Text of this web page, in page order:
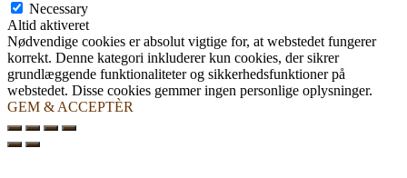
Necessary
Altid aktiveret
Nødvendige cookies er absolut vigtige for, at webstedet fungerer
korrekt. Denne kategori inkluderer kun cookies, der sikrer
grundlæggende funktionaliteter og sikkerhedsfunktioner på
webstedet. Disse cookies gemmer ingen personlige oplysninger.
GEM & ACCEPTÈR